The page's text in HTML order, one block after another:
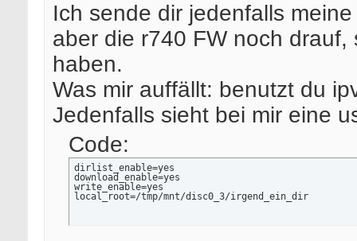
Ich sende dir jedenfalls
aber die r740 FW noch
haben.
Was mir auffällt: benutzt du
Jedenfalls sieht bei mir eine
Code:
dirlist_enable=yes
download_enable=yes
write_enable=yes
local_root=/tmp/mnt/disc0_3/irgend_ein_dir